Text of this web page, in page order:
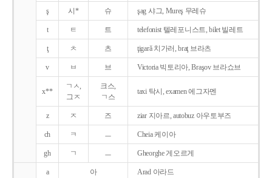
ş 시* 슈 şag 샤그, Mureş 무레슈
t ㅌ 트 telefonist 텔레포니스트, bilet 빌레트
ţ ㅊ 츠 ţigarǎ 치가러, braţ 브라츠
v ㅂ 브 Victoria 빅토리아, Braşov 브라쇼브
x**
ㄱㅅ,
그ㅈ
크스,
ㄱ스
taxi 탁시, examen 에그자멘
z ㅈ 즈 ziar 지아르, autobuz 아우토부즈
ch ㅋ ㅡ Cheia 케이아
gh ㄱ ㅡ Gheorghe 게오르게
a 아 Arad 아라드